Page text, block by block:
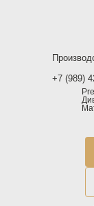
+7 (989)